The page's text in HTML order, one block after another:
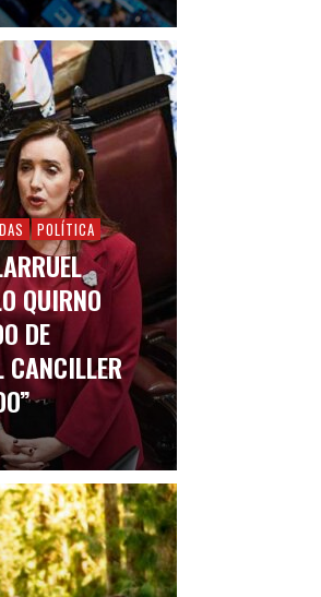
POLÍTICA
QUIRNO
DE
CANCILLER